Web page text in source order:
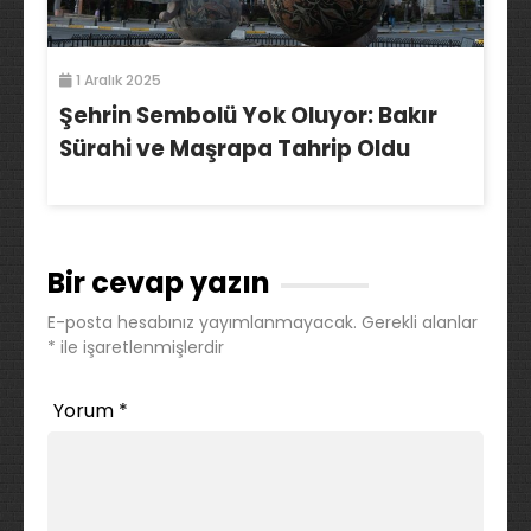
1 Aralık 2025
Şehrin Sembolü Yok Oluyor: Bakır
Sürahi ve Maşrapa Tahrip Oldu
Bir cevap yazın
E-posta hesabınız yayımlanmayacak. Gerekli alanlar
* ile işaretlenmişlerdir
Yorum *